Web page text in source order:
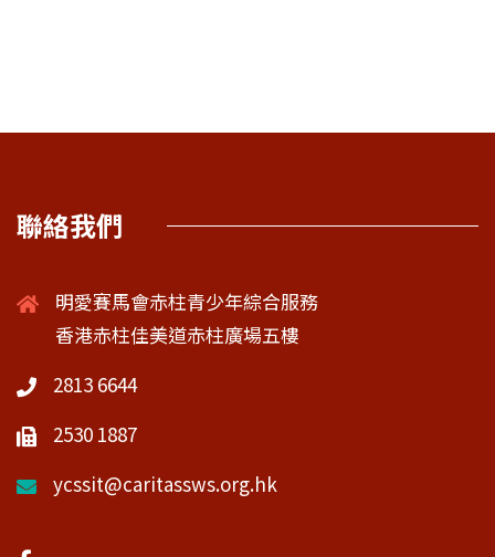
聯絡我們
明愛賽馬會赤柱青少年綜合服務
香港赤柱佳美道赤柱廣場五樓
2813 6644
2530 1887
ycssit@caritassws.org.hk